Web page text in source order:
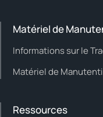
Matériel de
Informations sur le
Matériel de
Ressources